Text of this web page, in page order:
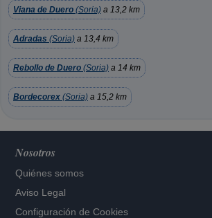
Viana de Duero (Soria) a 13,2 km
Adradas (Soria) a 13,4 km
Rebollo de Duero (Soria) a 14 km
Bordecorex (Soria) a 15,2 km
Nosotros
Quiénes somos
Aviso Legal
Configuración de Cookies